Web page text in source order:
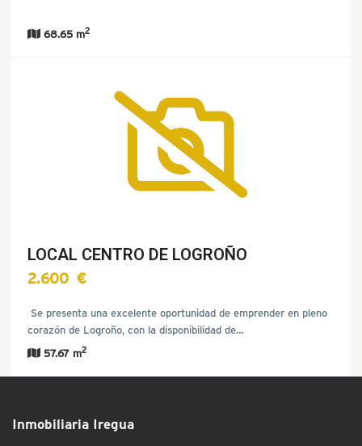
68.65 m2
LOCAL CENTRO DE LOGROÑO
2.600 €
Se presenta una excelente oportunidad de emprender en pleno
corazón de Logroño, con la disponibilidad de…
57.67 m2
Inmobiliaria Iregua